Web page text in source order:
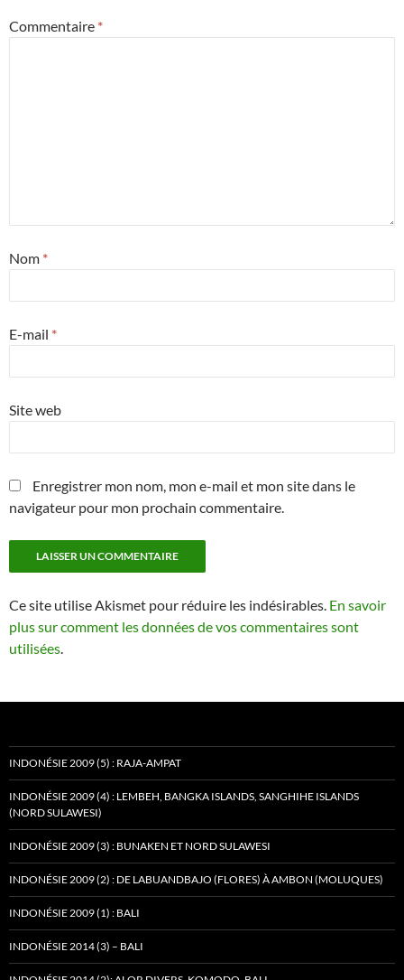
Commentaire *
Nom *
E-mail *
Site web
Enregistrer mon nom, mon e-mail et mon site dans le
navigateur pour mon prochain commentaire.
Ce site utilise Akismet pour réduire les indésirables. En savoir
plus sur comment les données de vos commentaires sont
utilisées
INDONÉSIE 2009 (5) : RAJA-AMPAT
INDONÉSIE 2009 (4) : LEMBEH, BANGKA ISLANDS, SANGHIHE ISLANDS
(NORD SULAWESI)
INDONÉSIE 2009 (3) : BUNAKEN ET NORD SULAWESI
INDONÉSIE 2009 (2) : DE LABUANDBAJO (FLORES) À AMBON (MOLUQUES)
INDONÉSIE 2009 (1) : BALI
INDONÉSIE 2014 (3) – BALI